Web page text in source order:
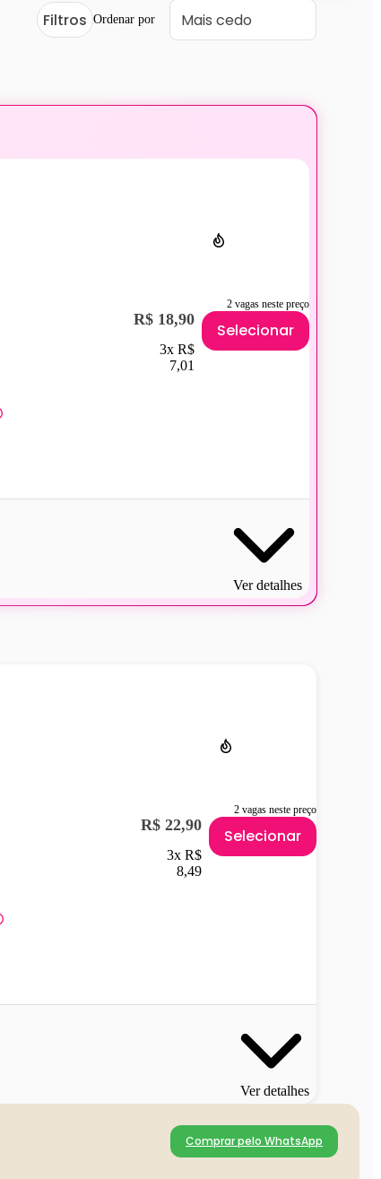
Filtros Ordenar por
2 vagas neste preço
R$ 18,90
3x R$
7,01
Selecionar
Ver detalhes
2 vagas neste preço
R$ 22,90
3x R$
8,49
Selecionar
Ver detalhes
Comprar pelo WhatsApp